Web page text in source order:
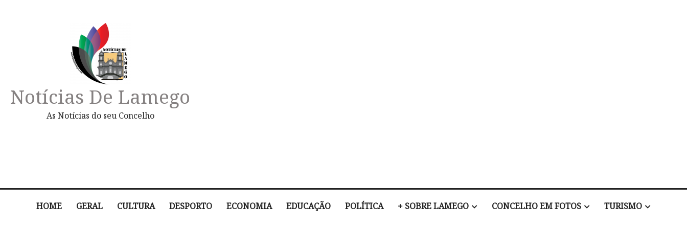
Notícias De Lamego
As Notícias do seu Concelho
HOME GERAL CULTURA DESPORTO ECONOMIA EDUCAÇÃO POLÍTICA + SOBRE LAMEGO CONCELHO EM FOTOS TURISMO